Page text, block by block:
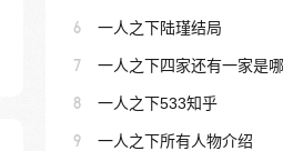
6 一人之下陆瑾结局
7 一人之下四家还有一家是
8 一人之下533知乎
9 一人之下所有人物介绍